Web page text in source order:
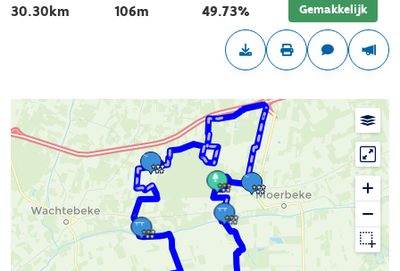
30.30km 106m 49.73% Gemakkelijk